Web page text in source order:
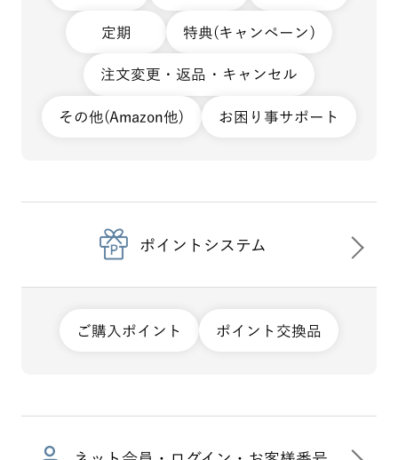
定期 特典(キャンペーン)
注文変更・返品・キャンセル
その他(Amazon他) お困り事サポート
ポイントシステム
ご購入ポイント ポイント交換品